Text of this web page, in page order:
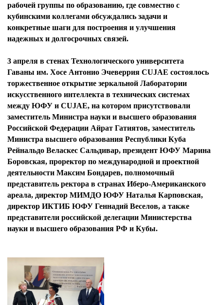
рабочей группы по образованию, где совместно с
кубинскими коллегами обсуждались задачи и
конкретные шаги для построения и улучшения
надежных и долгосрочных связей.
3 апреля в стенах Технологического университета
Гаваны им. Хосе Антонио Эчеверрия CUJAE состоялось
торжественное открытие зеркальной Лаборатории
искусственного интеллекта в технических системах
между ЮФУ и CUJAE, на котором присутствовали
заместитель Министра науки и высшего образования
Российской Федерации Айрат Гатиятов, заместитель
Министра высшего образования Республики Куба
Рейнальдо Веласкес Сальдивар, президент ЮФУ Марина
Боровская, проректор по международной и проектной
деятельности Максим Бондарев, полномочный
представитель ректора в странах Иберо-Американского
ареала, директор МИМДО ЮФУ Наталья Карповская,
директор ИКТИБ ЮФУ Геннадий Веселов, а также
представители российской делегации Министерства
науки и высшего образования РФ и Кубы.